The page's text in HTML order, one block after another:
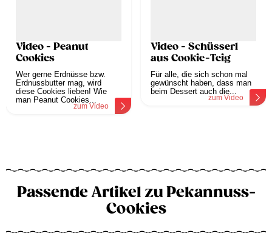
Video - Peanut
Cookies
Wer gerne Erdnüsse bzw.
Erdnussbutter mag, wird
diese Cookies lieben! Wie
man Peanut Cookies...
zum Video
Video - Schüsserl
aus Cookie-Teig
Für alle, die sich schon mal
gewünscht haben, dass man
beim Dessert auch die...
zum Video
Passende Artikel zu Pekannuss-
Cookies